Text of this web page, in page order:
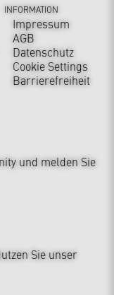
INFORMATION
Impressum
AGB
Datenschutz
Cookie Settings
Barrierefreiheit
und melden Sie
Sie unser